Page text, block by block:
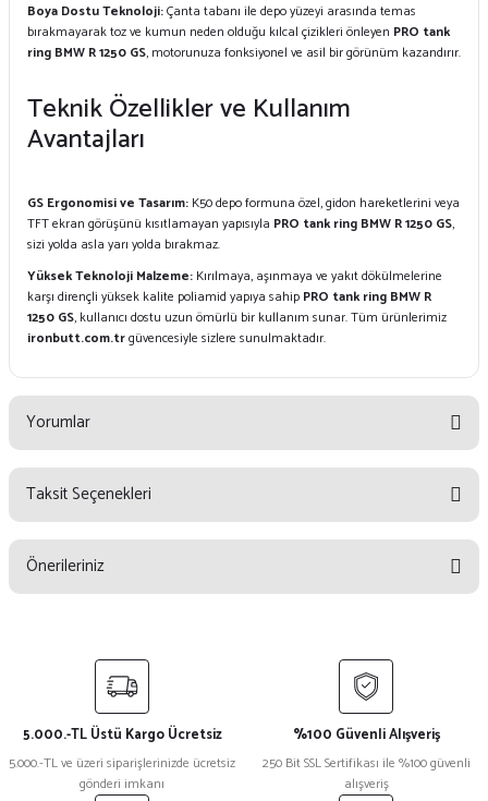
Boya Dostu Teknoloji:Çanta tabanı ile depo yüzeyi arasında temas
bırakmayarak toz ve kumun neden olduğu kılcal çizikleri önleyen PRO tank
ring BMW R 1250 GS, motorunuza fonksiyonel ve asil bir görünüm kazandırır.
Teknik Özellikler ve Kullanım
Avantajları
GS Ergonomisi ve Tasarım: K50 depo formuna özel, gidon hareketlerini veya
TFT ekran görüşünü kısıtlamayan yapısıyla PRO tank ring BMW R 1250 GS,
sizi yolda asla yarı yolda bırakmaz.
Yüksek Teknoloji Malzeme: Kırılmaya, aşınmaya ve yakıt dökülmelerine
karşı dirençli yüksek kalite poliamid yapıya sahip PRO tank ring BMW R
1250 GS, kullanıcı dostu uzun ömürlü bir kullanım sunar. Tüm ürünlerimiz
ironbutt.com.trgüvencesiyle sizlere sunulmaktadır.
Yorumlar
Yorum Yaz
Taksit Seçenekleri
Önerileriniz
yetersiz gördüğünüz noktaları öneri formunu kullanarak tarafımıza
Görüş ve önerileriniz için teşekkür ederiz.
Ürün resmi kalitesiz, bozuk veya görüntülenemiyor.
Ürün açıklamasında eksik bilgiler bulunuyor.
5.000.-TL Üstü Kargo Ücretsiz
5.000.-TL ve üzeri siparişlerinizde ücretsiz
gönderi imkanı
%100 Güvenli Alışveriş
250 Bit SSL Sertifikası ile %100 güvenli
alışveriş